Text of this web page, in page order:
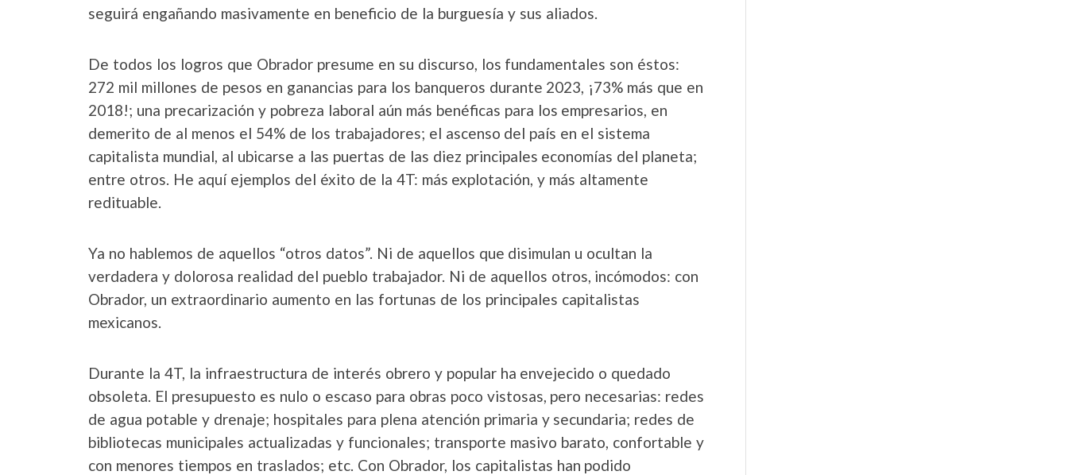
seguirá engañando masivamente en beneficio de la burguesía y sus aliados.
De todos los logros que Obrador presume en su discurso, los fundamentales son éstos:
272 mil millones de pesos en ganancias para los banqueros durante 2023, ¡73% más que en
2018!; una precarización y pobreza laboral aún más benéficas para los empresarios, en
demerito de al menos el 54% de los trabajadores; el ascenso del país en el sistema
capitalista mundial, al ubicarse a las puertas de las diez principales economías del planeta;
entre otros. He aquí ejemplos del éxito de la 4T: más explotación, y más altamente
redituable.
Ya no hablemos de aquellos “otros datos”. Ni de aquellos que disimulan u ocultan la
verdadera y dolorosa realidad del pueblo trabajador. Ni de aquellos otros, incómodos: con
Obrador, un extraordinario aumento en las fortunas de los principales capitalistas
mexicanos.
Durante la 4T, la infraestructura de interés obrero y popular ha envejecido o quedado
obsoleta. El presupuesto es nulo o escaso para obras poco vistosas, pero necesarias: redes
de agua potable y drenaje; hospitales para plena atención primaria y secundaria; redes de
bibliotecas municipales actualizadas y funcionales; transporte masivo barato, confortable y
con menores tiempos en traslados; etc. Con Obrador, los capitalistas han podido